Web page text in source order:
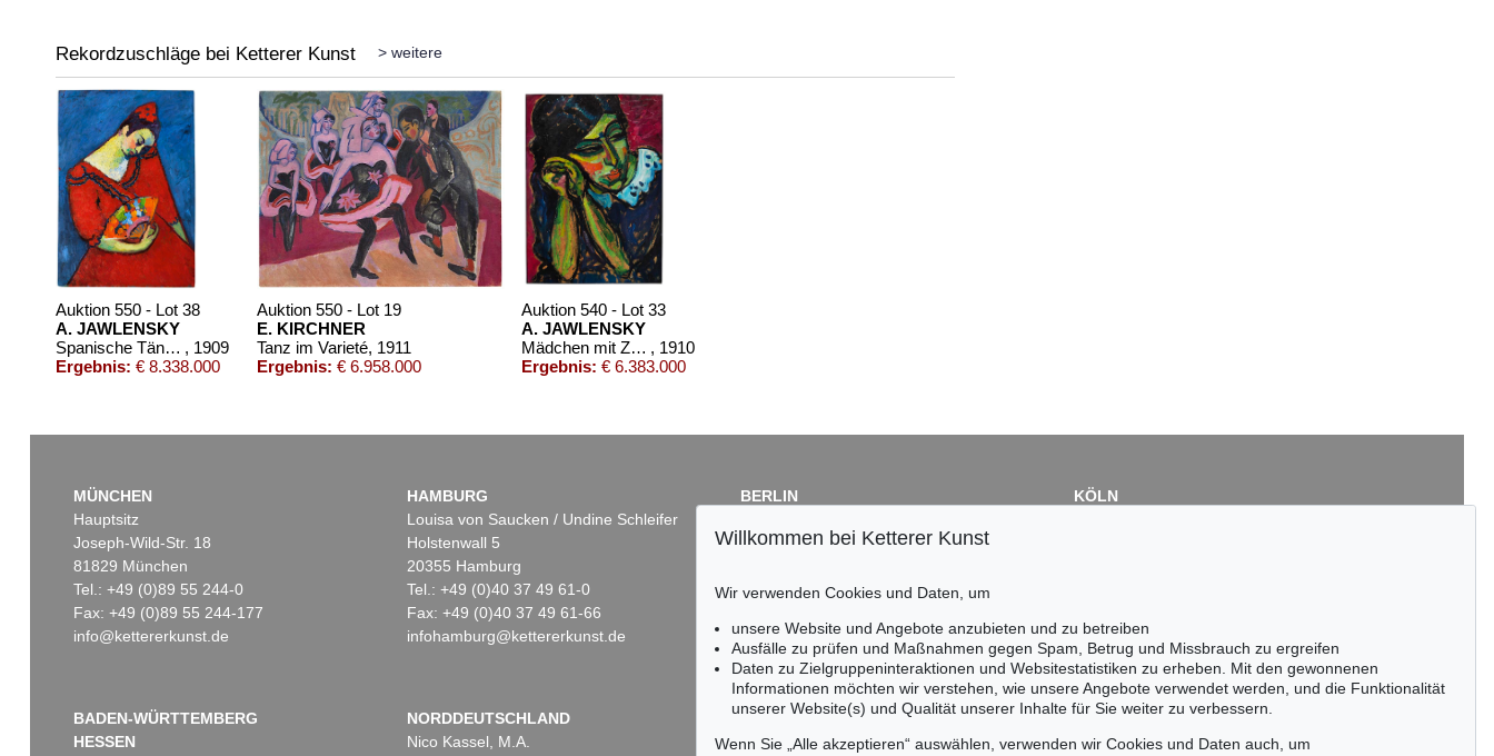
Frankfurter Hochschule für bildende Kunst und an der
Kunstakademie Hamburg unterrichtet Nitsch seit 1989 in
Frankfurt am Main eine Klasse für Interdisziplinäre Kunst.
Zuletzt übernimmt er 2004 eine Gastprofessur an der
Universität Wien am Institut für Theaterwissenschaften. Sogar
offizielle Aufträge erreichen Hermann Nitsch - etwa für die
Ausstattung des Stücks "Le Renard" an der Wiener Staatsoper
2005.
Rekordzuschläge bei Ketterer Kunst > weitere
Auktion 550 - Lot 38
A. JAWLENSKY
Spanische Tänzerin , 1909
Ergebnis: € 8.338.000
Auktion 550 - Lot 19
E. KIRCHNER
Tanz im Varieté, 1911
Ergebnis: € 6.958.000
Auktion 540 - Lot 33
A. JAWLENSKY
Mädchen mit Zopf , 1910
Ergebnis: € 6.383.000
Auktion 606 - Lot 25
WASSILY KANDINSKY
Auktion 535 - Lot 10
E. KIRCHNER
MÜNCHEN
Hauptsitz
Joseph-Wild-Str. 18
81829 München
Tel.: +49 (0)89 55 244-0
Fax: +49 (0)89 55 244-177
info@kettererkunst.de
HAMBURG
Louisa von Saucken / Undine Schleifer
Holstenwall 5
20355 Hamburg
Tel.: +49 (0)40 37 49 61-0
Fax: +49 (0)40 37 49 61-66
infohamburg@kettererkunst.de
BERLIN
Fasanenstr. 70
Tel.: +49 (0)30 88 67 53-63
infoberlin@kettererkunst.de
KÖLN
BADEN-WÜRTTEMBERG
HESSEN
NORDDEUTSCHLAND
Nico Kassel, M.A.
Keine Auktion mehr verpassen!
Wir informieren Sie rechtzeitig.
Willkommen bei Ketterer Kunst
Wir verwenden Cookies und Daten, um
unsere Website und Angebote anzubieten und zu betreiben
Ausfälle zu prüfen und Maßnahmen gegen Spam, Betrug und Missbrauch zu ergreifen
Daten zu Zielgruppeninteraktionen und Websitestatistiken zu erheben. Mit den gewonnenen
Informationen möchten wir verstehen, wie unsere Angebote verwendet werden, und die Funktionalität
unserer Website(s) und Qualität unserer Inhalte für Sie weiter zu verbessern.
Wenn Sie „Alle akzeptieren“ auswählen, verwenden wir Cookies und Daten auch, um